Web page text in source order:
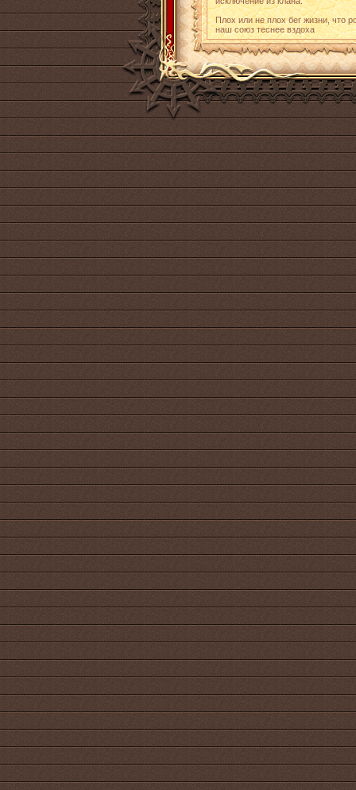
Плох или не плох бег жизни, что
наш союз теснее вздоха